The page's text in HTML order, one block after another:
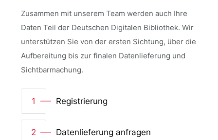
Zusammen mit unserem Team werden auch Ihre
Daten Teil der Deutschen Digitalen Bibliothek. Wir
unterstützen Sie von der ersten Sichtung, über die
Aufbereitung bis zur finalen Datenlieferung und
Sichtbarmachung.
1 Registrierung
2 Datenlieferung anfragen